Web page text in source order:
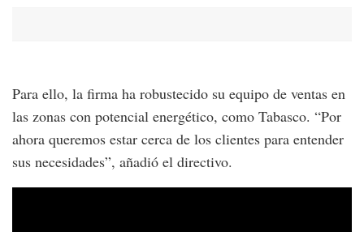
Para ello, la firma ha robustecido su equipo de ventas en
las zonas con potencial energético, como Tabasco. “Por
ahora queremos estar cerca de los clientes para entender
sus necesidades”, añadió el directivo.